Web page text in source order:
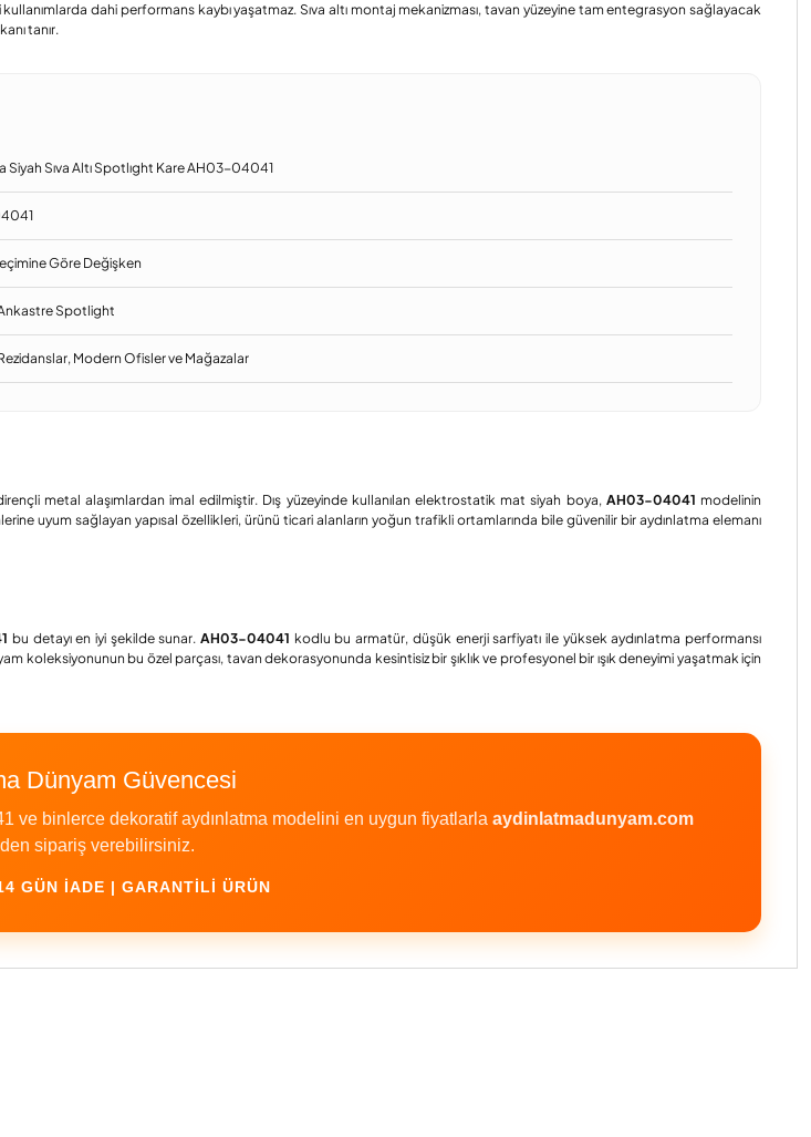
kullanımlarda dahi performans kaybı yaşatmaz. Sıva altı montaj mekanizması, tavan yüzeyine tam entegrasyon sağlayacak
tanır.
Siyah Sıva Altı Spotlıght Kare AH03-04041
Göre Değişken
Ankastre Spotlight
Modern Ofisler ve Mağazalar
metal alaşımlardan imal edilmiştir. Dış yüzeyinde kullanılan elektrostatik mat siyah boya, AH03-04041 modelinin
uyum sağlayan yapısal özellikleri, ürünü ticari alanların yoğun trafikli ortamlarında bile güvenilir bir aydınlatma elemanı
bu detayı en iyi şekilde sunar.AH03-04041 kodlu bu armatür, düşük enerji sarfiyatı ile yüksek aydınlatma performansı
koleksiyonunun bu özel parçası, tavan dekorasyonunda kesintisiz bir şıklık ve profesyonel bir ışık deneyimi yaşatmak için
Dünyam Güvencesi
ve binlerce dekoratif aydınlatma modelini en uygun fiyatlarla aydinlatmadunyam.com
sipariş verebilirsiniz.
GÜN İADE | GARANTILI ÜRÜN